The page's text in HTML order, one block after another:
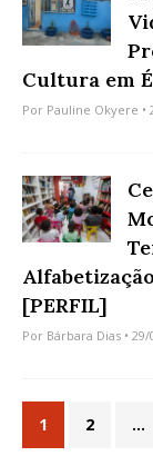
Cultura em
Por Pauline Okyere •
[PERFIL]
Por Bárbara Dias •
1 2 …